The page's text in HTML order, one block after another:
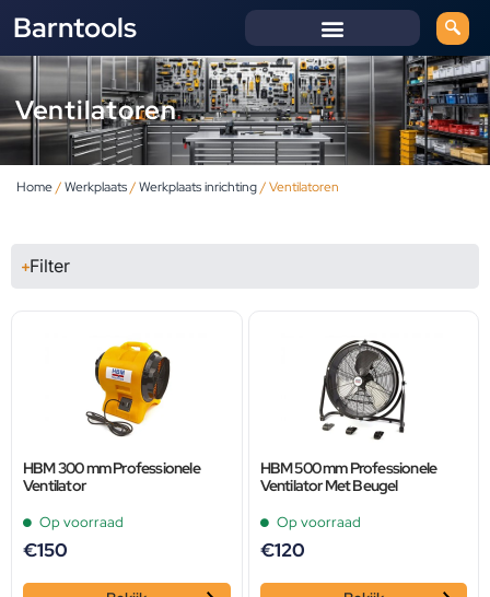
Barntools
Ventilatoren
Home/Werkplaats/Werkplaats inrichting/ Ventilatoren
Filter
HBM 300 mm Professionele
Ventilator
Op voorraad
€150
HBM 500 mm Professionele
Ventilator Met Beugel
Op voorraad
€120